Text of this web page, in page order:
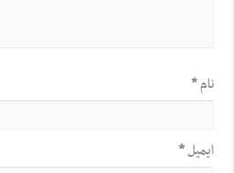
نام*
ایمیل*